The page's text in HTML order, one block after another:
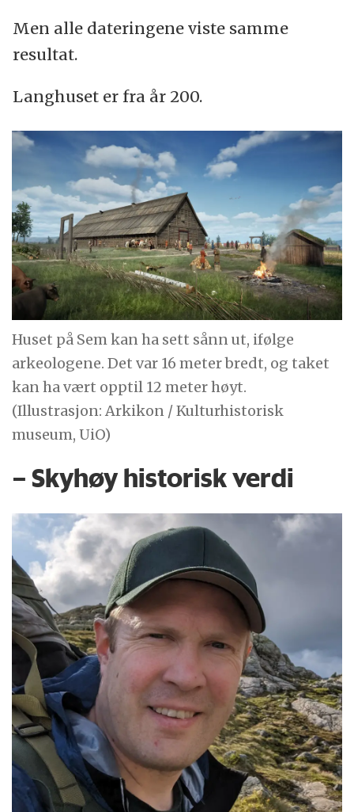
Men alle dateringene viste samme
resultat.
Langhuset er fra år 200.
Huset på Sem kan ha sett sånn ut, ifølge
arkeologene. Det var 16 meter bredt, og taket
kan ha vært opptil 12 meter høyt.
(Illustrasjon: Arkikon / Kulturhistorisk
museum, UiO)
– Skyhøy historisk verdi